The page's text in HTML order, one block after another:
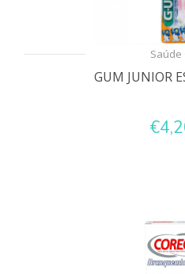
Saúde
GUM JUNIOR